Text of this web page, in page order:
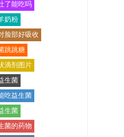
了能吃吗
奶粉
脸部好吸收
跳跳糖
滴剂图片
生菌
吃益生菌
生菌
菌的药物